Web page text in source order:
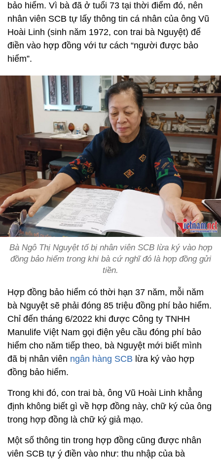
bảo hiểm. Vì bà đã ở tuổi 73 tại thời điểm đó, nên
nhân viên SCB tự lấy thông tin cá nhân của ông Vũ
Hoài Linh (sinh năm 1972, con trai bà Nguyệt) để
điền vào hợp đồng với tư cách “người được bảo
hiểm”.
Bà Ngô Thị Nguyệt tố bị nhân viên SCB lừa ký vào hợp
đồng bảo hiểm trong khi bà cứ nghĩ đó là hợp đồng gửi
tiền.
Hợp đồng bảo hiểm có thời hạn 37 năm, mỗi năm
bà Nguyệt sẽ phải đóng 85 triệu đồng phí bảo hiểm.
Chỉ đến tháng 6/2022 khi được Công ty TNHH
Manulife Việt Nam gọi điện yêu cầu đóng phí bảo
hiểm cho năm tiếp theo, bà Nguyệt mới biết mình
đã bị nhân viên ngân hàng SCB lừa ký vào hợp
đồng bảo hiểm.
Trong khi đó, con trai bà, ông Vũ Hoài Linh khẳng
định không biết gì về hợp đồng này, chữ ký của ông
trong hợp đồng là chữ ký giả mạo.
Một số thông tin trong hợp đồng cũng được nhân
viên SCB tự ý điền vào như: thu nhập của bà